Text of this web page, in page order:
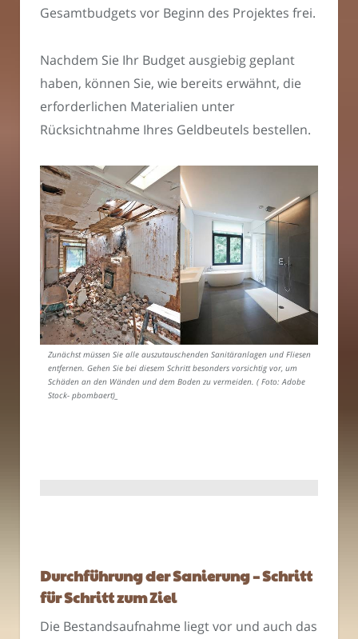
Gesamtbudgets vor Beginn des Projektes frei.
Nachdem Sie Ihr Budget ausgiebig geplant
haben, können Sie, wie bereits erwähnt, die
erforderlichen Materialien unter
Rücksichtnahme Ihres Geldbeutels bestellen.
Zunächst müssen Sie alle auszutauschenden Sanitäranlagen und Fliesen
entfernen. Gehen Sie bei diesem Schritt besonders vorsichtig vor, um
Schäden an den Wänden und dem Boden zu vermeiden. ( Foto: Adobe
Stock- pbombaert)_
Durchführung der Sanierung – Schritt
für Schritt zum Ziel
Die Bestandsaufnahme liegt vor und auch das